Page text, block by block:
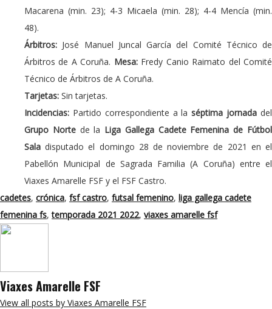
Macarena (min. 23); 4-3 Micaela (min. 28); 4-4 Mencía (min.
48).
Árbitros: José Manuel Juncal García del Comité Técnico de
Árbitros de A Coruña. Mesa:Fredy Canio Raimato del Comité
Técnico de Árbitros de A Coruña.
Tarjetas: Sin tarjetas.
Incidencias: Partido correspondiente a laséptima jornada del
Grupo Nortede la Liga Gallega Cadete Femenina de Fútbol
Sala disputado el domingo 28 de noviembre de 2021 en el
Pabellón Municipal de Sagrada Familia (A Coruña) entre el
Viaxes Amarelle FSF y el FSF Castro.
cadetes, crónica, fsf castro, futsal femenino, liga gallega cadete
femenina fs,temporada 2021 2022, viaxes amarelle fsf
Viaxes Amarelle FSF
View all posts by Viaxes Amarelle FSF